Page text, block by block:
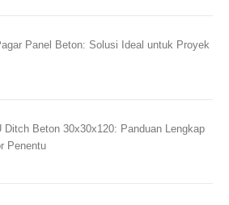
Panel Beton: Solusi Ideal untuk Proyek
Ditch Beton 30x30x120: Panduan Lengkap
Penentu